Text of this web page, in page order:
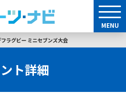
MENU
ラグビー ミニセブンズ大会
ト詳細